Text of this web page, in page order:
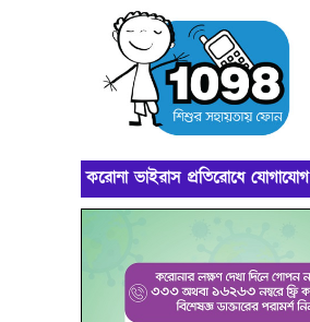
করোনা ভাইরাস প্রতিরোধে যোগাযোগ